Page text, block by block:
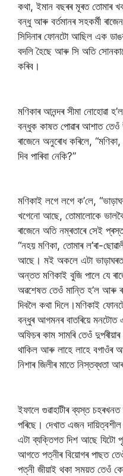
কথা, ইমান বছৰৰ মূৰত তোমাৰ
বন্ধু আৰু বৰ্তমানৰ সহকৰ্মী
সিদিনাৰ ফোনটো আছিল এক
বদলি হৈছে আৰু সি অতি
কৰিব।
মণিকাৰ আনন্দৰ সীমা নোহোৱা
বন্ধুক কাষত পোৱাৰ আশাত তেওঁ
ৰাজেনে অনুৰোধ কৰিলে,
দিব পাৰিবা নেকি?”
মণিকাই লগে লগে ক’লে,
খগেনো আছে, তোমালোকে
ৰাজেনে অতি নম্ৰতাৰে সেই
“নহয় মণিকা, তোমাৰ ল’ৰা-
আছে। মই অকলে এটা
অন্তত মণিকাই বুজি পালে যে
অৱশেষত তেওঁ মান্তি হ’ল আৰু
দিবলৈ কথা দিলে।মণিকাই
বন্ধুৰ আগমনৰ বাতৰিয়ে মনটোত
অফিচৰ কাম সামৰি তেওঁ
থাকিল আৰু লাহে লাহে বগাওঁৰ
নিশাৰ জিলীৰ মাতে নিস্তব্ধতা
ইফালে গুৱাহাটীৰ ব্যস্ত
পৰিছে। দেখাত এজন দায়িত্বশীল
এটা ব্যক্তিগত দিশ আছে যিটো
আগতে পত্নীৰ বিয়োগৰ পাছত
পত্নী জীয়াই থকা সময়ত তেওঁ